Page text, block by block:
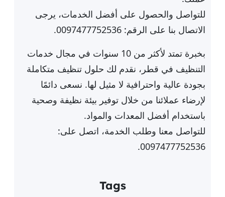
للتواصل والحصول على أفضل الخدمات، يرجى
الاتصال بنا على الرقم: 0097477752536.
بخبرة تمتد لأكثر من 10 سنوات في مجال خدمات
التنظيف في قطر، نقدم لك حلول تنظيف متكاملة
بجودة عالية واحترافية لا مثيل لها. نسعى دائمًا
لإرضاء عملائنا من خلال توفير بيئة نظيفة وصحية
باستخدام أفضل المعدات والمواد.
للتواصل معنا وطلب الخدمة، اتصل على:
0097477752536.
Tags